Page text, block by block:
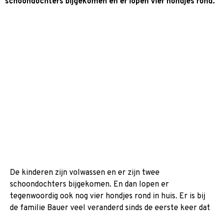
De kinderen zijn volwassen en er zijn twee
schoondochters bijgekomen. En dan lopen er
tegenwoordig ook nog vier hondjes rond in huis. Er is bij
de familie Bauer veel veranderd sinds de eerste keer dat